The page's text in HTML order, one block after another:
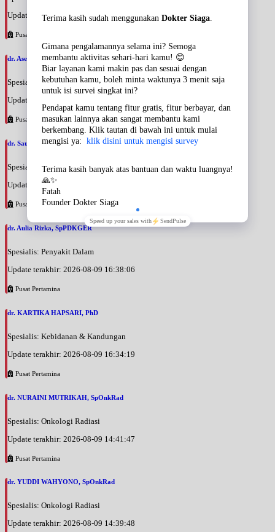
Update terakhir: 2026-08-09 16:52:05
Pusat Pertamina
dr. Asep Saepul Rohmat, SpPDKGEH
Spesialis: Penyakit Dalam
Update terakhir: 2026-08-09 16:44:50
Pusat Pertamina
dr. Saut Horas Hatoguan Nababan, SpPDKGEH
Spesialis: Penyakit Dalam
Update terakhir: 2026-08-09 16:41:59
Pusat Pertamina
dr. Aulia Rizka, SpPDKGER
Spesialis: Penyakit Dalam
Update terakhir: 2026-08-09 16:38:06
Pusat Pertamina
dr. KARTIKA HAPSARI, PhD
Spesialis: Kebidanan & Kandungan
Update terakhir: 2026-08-09 16:34:19
Pusat Pertamina
dr. NURAINI MUTRIKAH, SpOnkRad
Spesialis: Onkologi Radiasi
Update terakhir: 2026-08-09 14:41:47
Pusat Pertamina
dr. YUDDI WAHYONO, SpOnkRad
Spesialis: Onkologi Radiasi
Update terakhir: 2026-08-09 14:39:48